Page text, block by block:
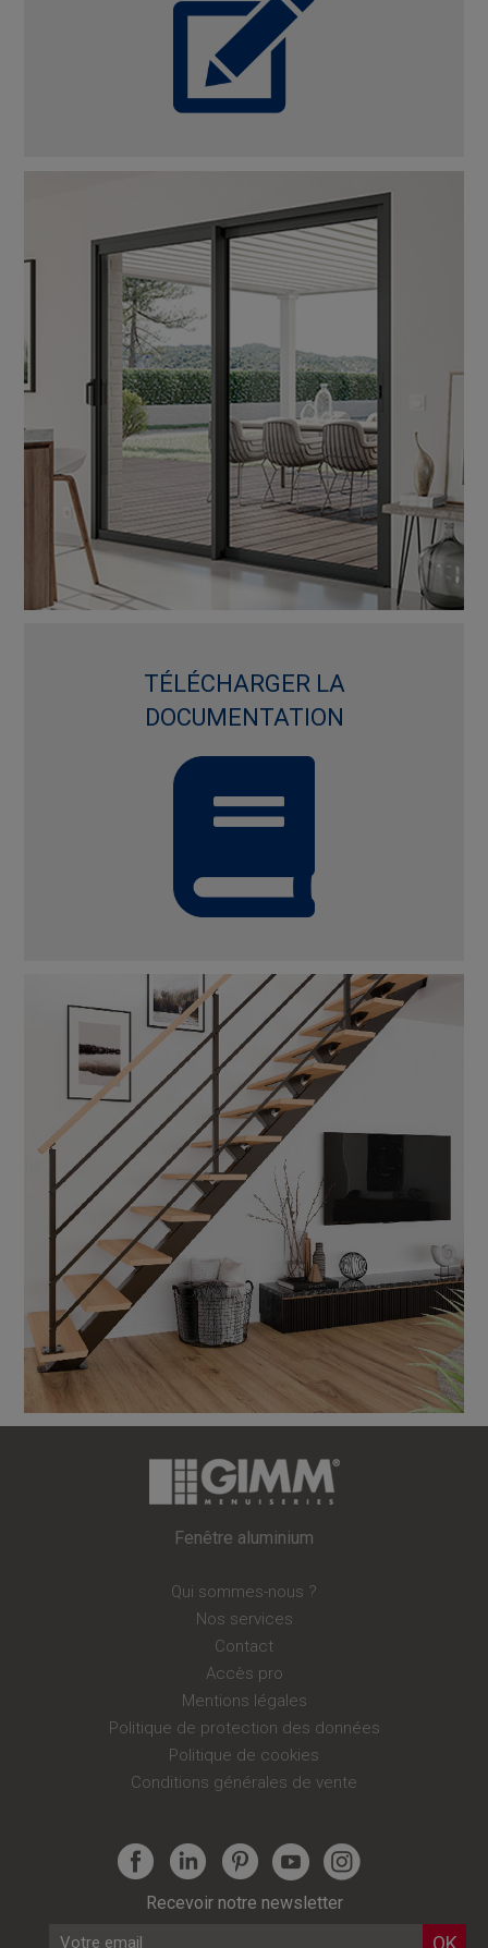
TÉLÉCHARGER LA
DOCUMENTATION
Fenêtre aluminium
Qui sommes-nous ?
Nos services
Contact
Accès pro
Mentions légales
Politique de protection des données
Politique de cookies
Conditions générales de vente
Recevoir notre newsletter